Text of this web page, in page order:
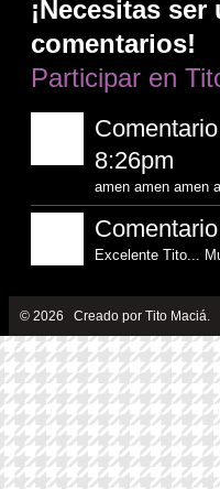
¡Necesitas
comentarios!
Participar en
8:26pm
amen amen amen
Excelente Tito...
© 2026 Creado por Tito Maciá.